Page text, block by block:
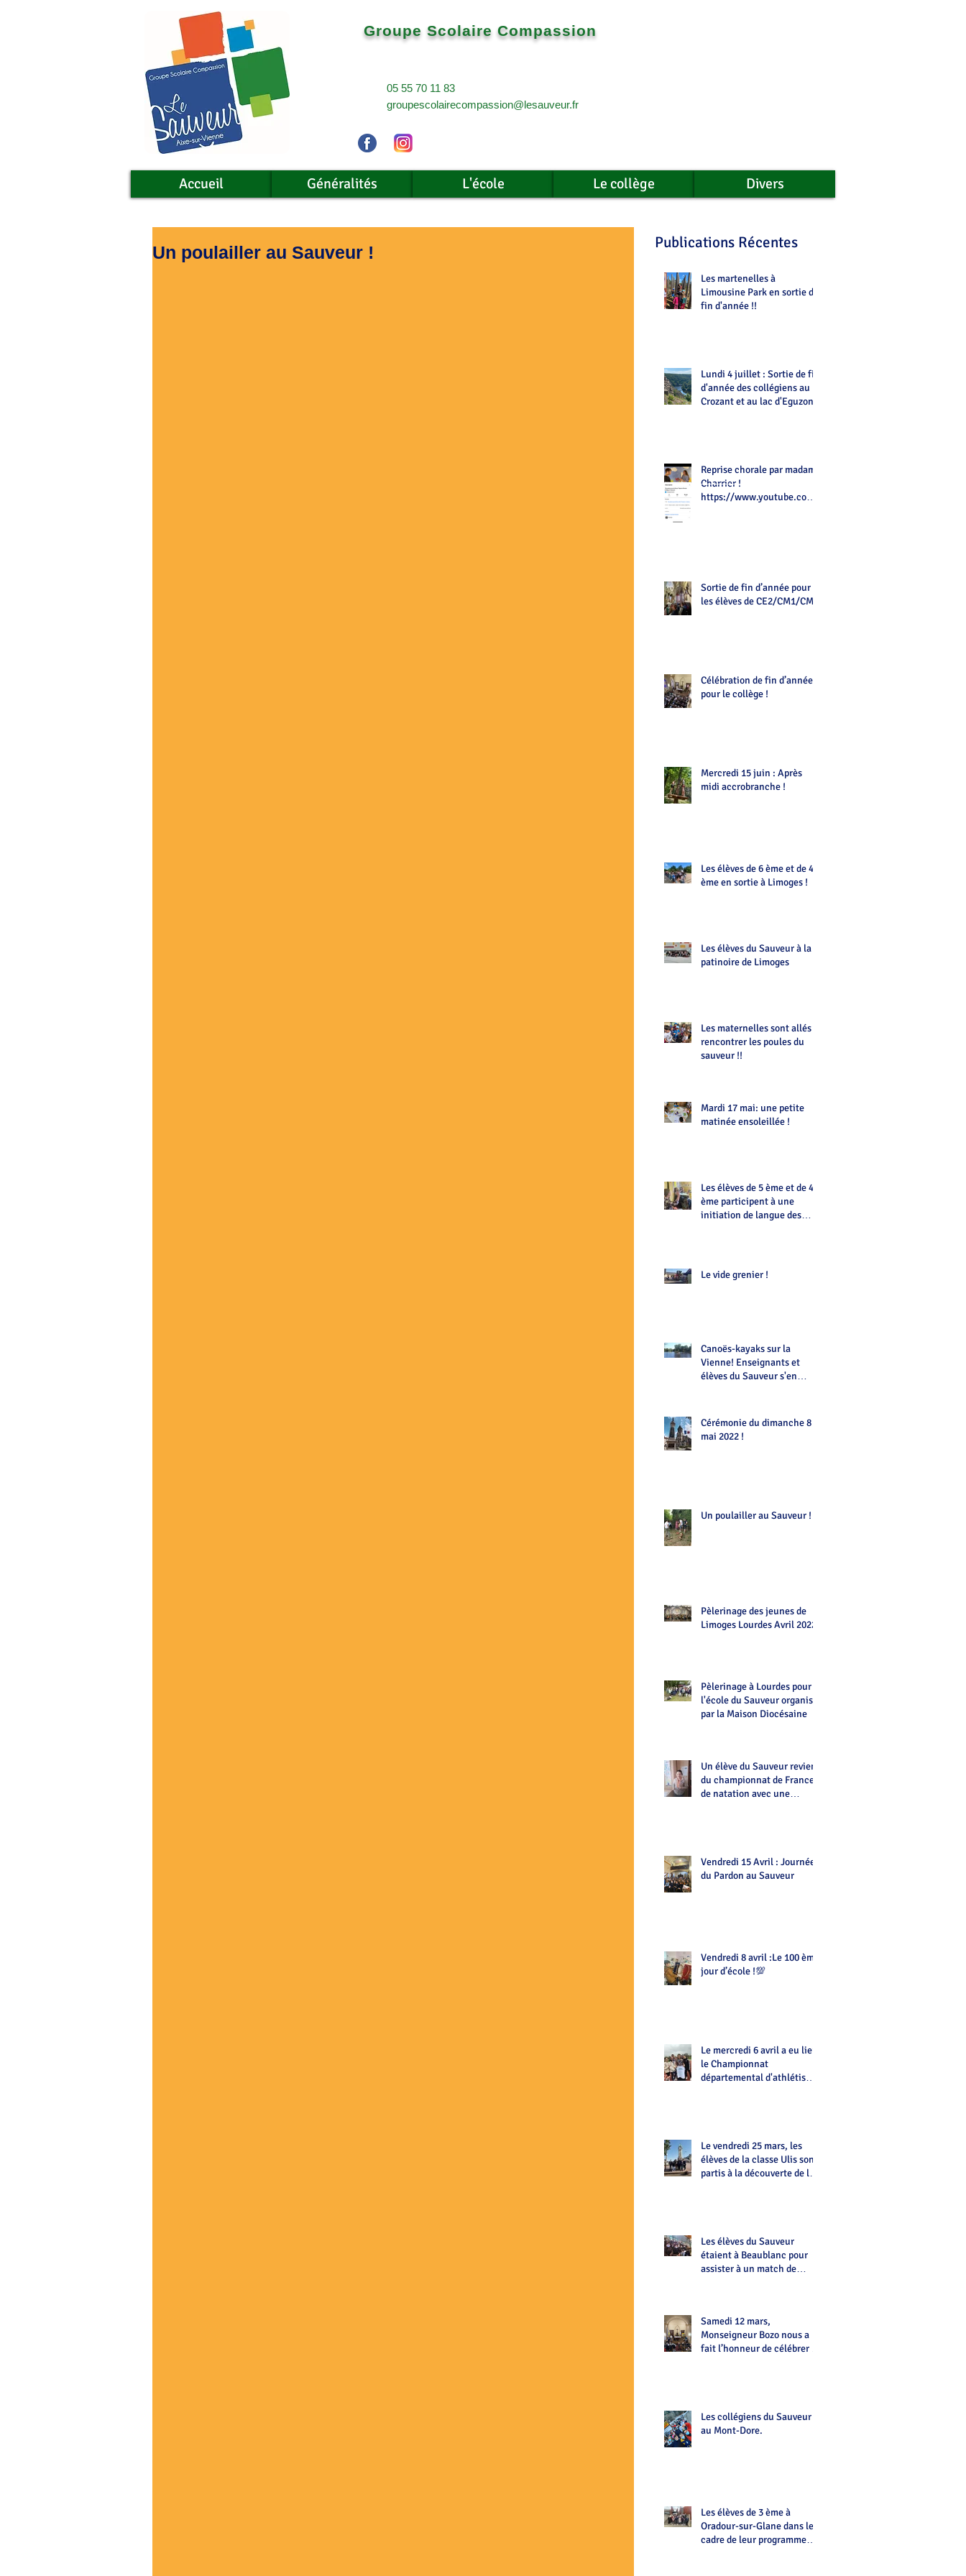
Groupe Scolaire Compassion
05 55 70 11 83
groupescolairecompassion@lesauveur.fr
Accueil Généralités L'école Le collège Divers
Un poulailler au Sauveur ! Publications Récentes
Les martenelles à
Limousine Park en sortie de
fin d'année !!
Lundi 4 juillet : Sortie de fin
d'année des collégiens au
Crozant et au lac d'Eguzon
Reprise chorale par madame
Charrier !
https://www.youtube.com/
Sortie de fin d’année pour
les élèves de CE2/CM1/CM2
Célébration de fin d’année
pour le collège !
Mercredi 15 juin : Après
midi accrobranche !
Les élèves de 6 ème et de 4
ème en sortie à Limoges !
Les élèves du Sauveur à la
patinoire de Limoges
Les maternelles sont allés
rencontrer les poules du
sauveur !!
Mardi 17 mai: une petite
matinée ensoleillée !
Les élèves de 5 ème et de 4
ème participent à une
initiation de langue des
Le vide grenier !
Canoës-kayaks sur la
Vienne! Enseignants et
élèves du Sauveur s'en
Cérémonie du dimanche 8
mai 2022 !
Un poulailler au Sauveur !
Pèlerinage des jeunes de
Limoges Lourdes Avril 2022
Pèlerinage à Lourdes pour
l'école du Sauveur organisé
par la Maison Diocésaine
Un élève du Sauveur revient
du championnat de France
de natation avec une
Vendredi 15 Avril : Journée
du Pardon au Sauveur
Vendredi 8 avril :Le 100 ème
jour d’école !💯
Le mercredi 6 avril a eu lieu
le Championnat
départemental d'athlétisme
Le vendredi 25 mars, les
élèves de la classe Ulis sont
partis à la découverte de la
Les élèves du Sauveur
étaient à Beaublanc pour
assister à un match de
Samedi 12 mars,
Monseigneur Bozo nous a
fait l’honneur de célébrer la
Les collégiens du Sauveur
au Mont-Dore.
Les élèves de 3 ème à
Oradour-sur-Glane dans le
cadre de leur programme